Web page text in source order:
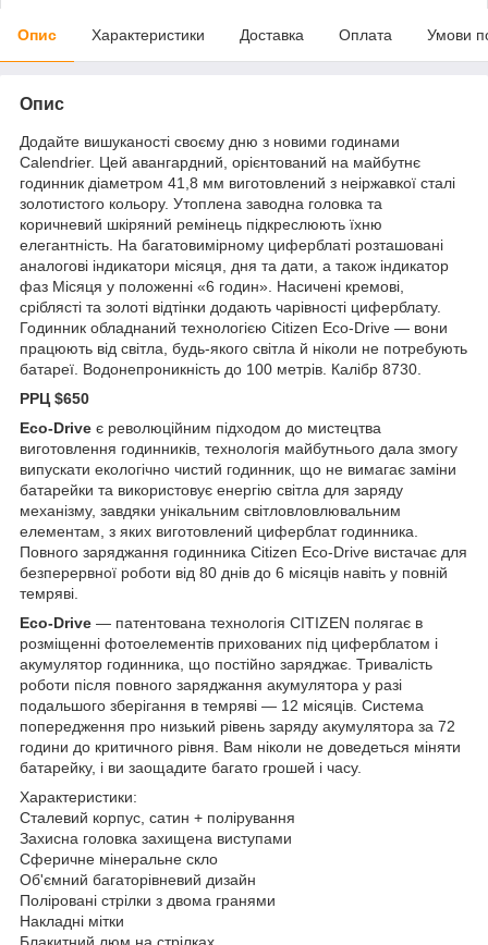
Опис Характеристики Доставка Оплата Умови
Опис
Додайте вишуканості своєму дню з новими годинами
Calendrier. Цей авангардний, орієнтований на майбутнє
годинник діаметром 41,8 мм виготовлений з неіржавкої сталі
золотистого кольору. Утоплена заводна головка та
коричневий шкіряний ремінець підкреслюють їхню
елегантність. На багатовимірному циферблаті розташовані
аналогові індикатори місяця, дня та дати, а також індикатор
фаз Місяця у положенні «6 годин». Насичені кремові,
сріблясті та золоті відтінки додають чарівності циферблату.
Годинник обладнаний технологією Citizen Eco-Drive — вони
працюють від світла, будь-якого світла й ніколи не потребують
батареї. Водонепроникність до 100 метрів. Калібр 8730.
РРЦ $650
Eco-Drive є революційним підходом до мистецтва
виготовлення годинників, технологія майбутнього дала змогу
випускати екологічно чистий годинник, що не вимагає заміни
батарейки та використовує енергію світла для заряду
механізму, завдяки унікальним світловловлювальним
елементам, з яких виготовлений циферблат годинника.
Повного заряджання годинника Citizen Eco-Drive вистачає для
безперервної роботи від 80 днів до 6 місяців навіть у повній
темряві.
Eco-Drive — патентована технологія CITIZEN полягає в
розміщенні фотоелементів прихованих під циферблатом і
акумулятор годинника, що постійно заряджає. Тривалість
роботи після повного заряджання акумулятора у разі
подальшого зберігання в темряві — 12 місяців. Система
попередження про низький рівень заряду акумулятора за 72
години до критичного рівня. Вам ніколи не доведеться міняти
батарейку, і ви заощадите багато грошей і часу.
Характеристики:
Сталевий корпус, сатин + полірування
Захисна головка захищена виступами
Сферичне мінеральне скло
Об'ємний багаторівневий дизайн
Поліровані стрілки з двома гранями
Накладні мітки
Блакитний люм на стрілках